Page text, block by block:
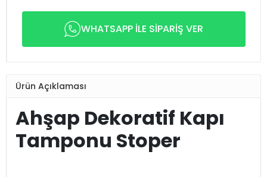
WHATSAPP İLE SİPARİŞ VER
Ürün Açıklaması
Ahşap Dekoratif Kapı
Tamponu Stoper